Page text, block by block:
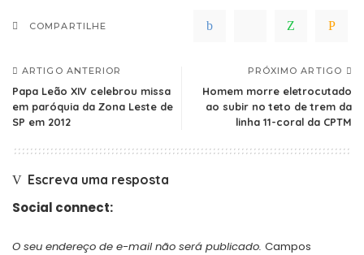
COMPARTILHE
ARTIGO ANTERIOR
Papa Leão XIV celebrou missa
em paróquia da Zona Leste de
SP em 2012
PRÓXIMO ARTIGO
Homem morre eletrocutado
ao subir no teto de trem da
linha 11-coral da CPTM
Escreva uma resposta
Social connect:
O seu endereço de e-mail não será publicado. Campos